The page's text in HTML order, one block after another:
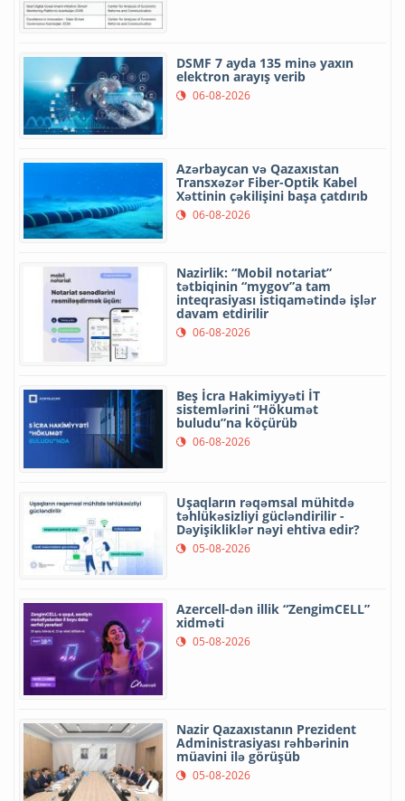
DSMF 7 ayda 135 minə yaxın
elektron arayış verib
06-08-2026
Azərbaycan və Qazaxıstan
Transxəzər Fiber-Optik Kabel
Xəttinin çəkilişini başa çatdırıb
06-08-2026
Nazirlik: “Mobil notariat”
tətbiqinin “mygov”a tam
inteqrasiyası istiqamətində işlər
davam etdirilir
06-08-2026
Beş İcra Hakimiyyəti İT
sistemlərini “Hökumət
buludu”na köçürüb
06-08-2026
Uşaqların rəqəmsal mühitdə
təhlükəsizliyi gücləndirilir -
Dəyişikliklər nəyi ehtiva edir?
05-08-2026
Azercell-dən illik “ZengimCELL”
xidməti
05-08-2026
Nazir Qazaxıstanın Prezident
Administrasiyası rəhbərinin
müavini ilə görüşüb
05-08-2026